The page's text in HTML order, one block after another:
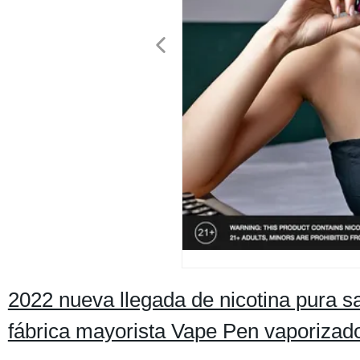
2022 nueva llegada de nicotina pura
fábrica mayorista Vape Pen